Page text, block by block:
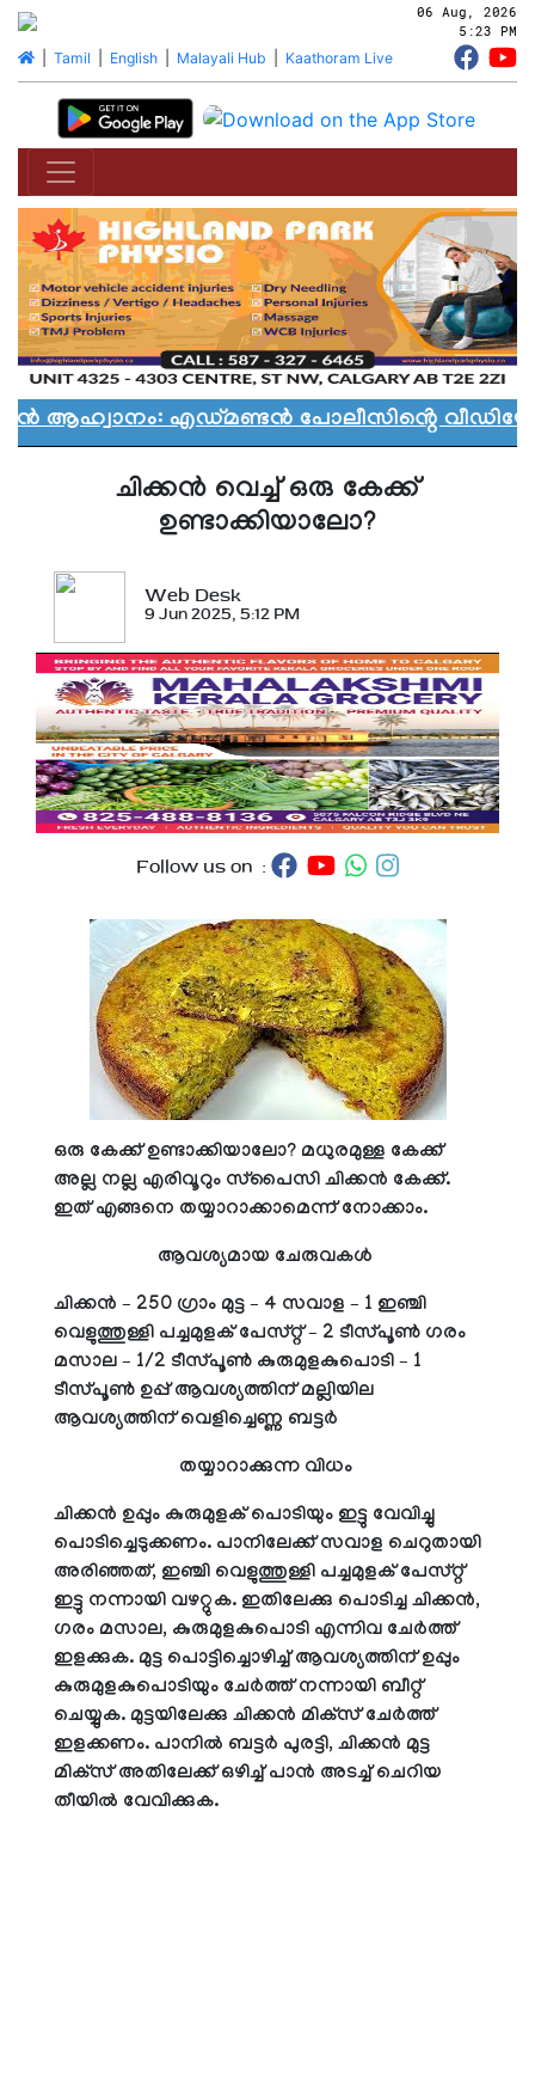
06 Aug, 2026
5:23 PM
| Tamil English| Malayali Hub Kaathoram Live
ആഹ്വാനം: എഡ്മണ്ടൻ പോലീസിൻ്റെ വീഡിയോ
ചിക്കൻ വെച്ച് ഒരു കേക്ക്
ഉണ്ടാക്കിയാലോ?
Web Desk
9 Jun 2025, 5:12 PM
Follow us on :
ഒരു കേക്ക് ഉണ്ടാക്കിയാലോ? മധുരമുള്ള കേക്ക്
അല്ല നല്ല എരിവൂറും സ്‌പൈസി ചിക്കന്‍ കേക്ക്.
ഇത് എങ്ങനെ തയ്യാറാക്കാമെന്ന് നോക്കാം.
ആവശ്യമായ ചേരുവകള്‍
ചിക്കന്‍ – 250 ഗ്രാം മുട്ട – 4 സവാള – 1 ഇഞ്ചി
വെളുത്തുള്ളി പച്ചമുളക് പേസ്റ്റ് – 2 ടീസ്പൂണ്‍ ഗരം
മസാല – 1/2 ടീസ്പൂണ്‍ കുരുമുളകുപൊടി – 1
ടീസ്പൂണ്‍ ഉപ്പ് ആവശ്യത്തിന് മല്ലിയില
ആവശ്യത്തിന് വെളിച്ചെണ്ണ ബട്ടര്‍
തയ്യാറാക്കുന്ന വിധം
ചിക്കന്‍ ഉപ്പും കുരുമുളക് പൊടിയും ഇട്ടു വേവിച്ചു
പൊടിച്ചെടുക്കണം. പാനിലേക്ക് സവാള ചെറുതായി
അരിഞ്ഞത്, ഇഞ്ചി വെളുത്തുള്ളി പച്ചമുളക് പേസ്റ്റ്
ഇട്ടു നന്നായി വഴറ്റുക. ഇതിലേക്കു പൊടിച്ച ചിക്കന്‍,
ഗരം മസാല, കുരുമുളകുപൊടി എന്നിവ ചേര്‍ത്ത്
ഇളക്കുക. മുട്ട പൊട്ടിച്ചൊഴിച്ച് ആവശ്യത്തിന് ഉപ്പും
കുരുമുളകുപൊടിയും ചേര്‍ത്ത് നന്നായി ബീറ്റ്
ചെയ്യുക. മുട്ടയിലേക്കു ചിക്കന്‍ മിക്‌സ് ചേര്‍ത്ത്
ഇളക്കണം. പാനില്‍ ബട്ടര്‍ പുരട്ടി, ചിക്കന്‍ മുട്ട
മിക്‌സ് അതിലേക്ക് ഒഴിച്ച് പാന്‍ അടച്ച് ചെറിയ
തീയില്‍ വേവിക്കുക.